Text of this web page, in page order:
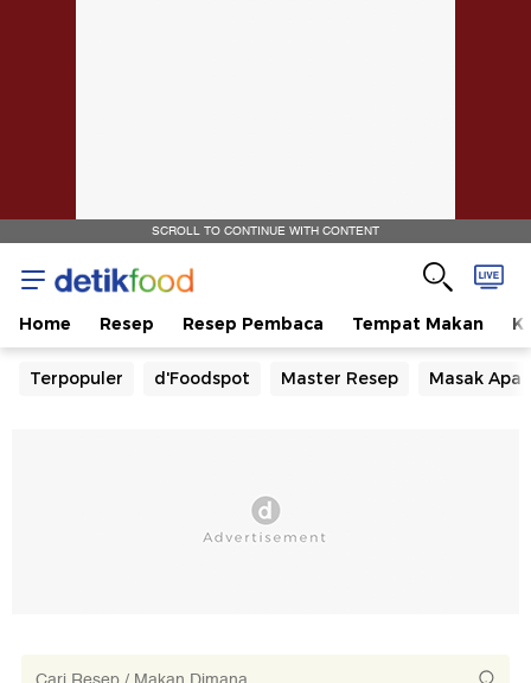
SCROLL TO CONTINUE WITH CONTENT
Home Resep Resep Pembaca Tempat Makan
Terpopuler d'Foodspot Master Resep Masak Apa